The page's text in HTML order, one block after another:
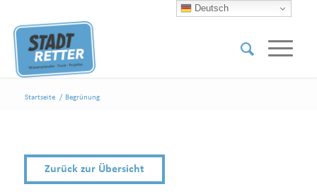
Startseite / Begrünung
Zurück zur Übersicht
Deutsch